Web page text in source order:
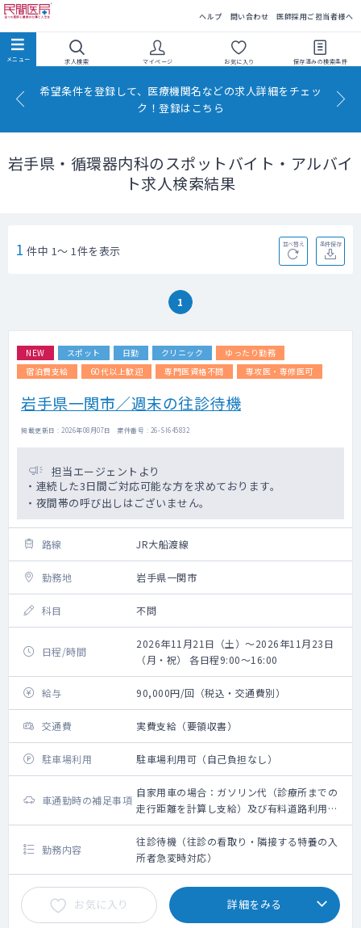
ヘルプ 問い合わせ 医師採用ご担当者様へ
求人検索 マイページ お気に入り 保存済みの検索条件
希望条件を登録して、医療機関名などの求人詳細をチェッ
ク！登録はこちら
岩手県・循環器内科のスポットバイト・アルバイ
ト求人検索結果
1 件中 1～ 1件を表示 並べ替え 条件保存
1
NEW スポット 日勤 クリニック
ゆったり勤務
宿泊費支給
60代以上歓迎 専門医資格不問 専攻医・専修医可
岩手県一関市／週末の往診待機
掲載更新日 : 2026年08月07日 案件番号 : 26-SI645832
担当エージェントより
・連続した3日間ご対応可能な方を求めております。
・夜間帯の呼び出しはございません。
路線 JR大船渡線
勤務地 岩手県一関市
科目 不問
日程/時間
2026年11月21日（土）～2026年11月23日
（月・祝） 各日程9:00～16:00
給与 90,000円/回（税込・交通費別）
交通費 実費支給（要領収書）
駐車場利用 駐車場利用可（自己負担なし）
車通勤時の補足事項
自家用車の場合：ガソリン代（診療所までの
走行距離を計算し支給）及び有料道路利用料
金を支給（要領収書）
勤務内容
往診待機（往診の看取り・隣接する特養の入
所者急変時対応）
お気に入り 詳細をみる